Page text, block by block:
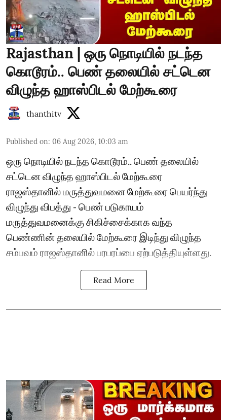
Rajasthan | ஒரு நொடியில் நடந்த
கொடூரம்.. பெண் தலையில் சட்டென
விழுந்த ஹாஸ்பிடல் மேற்கூரை
thanthitv
Published on: 06 Aug 2026, 10:03 am
ஒரு நொடியில் நடந்த கொடூரம்.. பெண் தலையில்
சட்டென விழுந்த ஹாஸ்பிடல் மேற்கூரை
ராஜஸ்தானில் மருத்துவமனை மேற்கூரை பெயர்ந்து
விழுந்து விபத்து - பெண் படுகாயம்
மருத்துவமனைக்கு சிகிச்சைக்காக வந்த
பெண்ணின் தலையில் மேற்கூரை இடிந்து விழுந்த
சம்பவம் ராஜஸ்தானில் பரபரப்பை ஏற்படுத்தியுள்ளது.
Read More